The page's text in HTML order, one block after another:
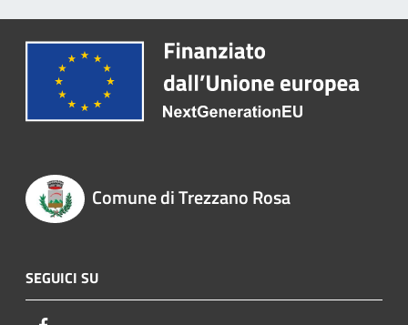
Comune di Trezzano Rosa
SEGUICI SU